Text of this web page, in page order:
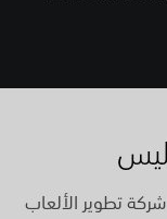
تطوير الألعاب